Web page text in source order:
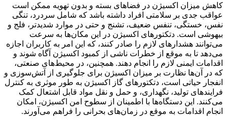
کاهش میزان اکسیژن در فضاهای بسته و بدون تهویه ممکن است
عواقب جدی بر سلامتی افراد داشته باشد که شامل سردرد، تنگی
نفس، خستگی، تنفس ضعیف، تشنج و حتی در موارد شدیدتر، فلج و
بیهوشی است. دتکتورهای اکسیژن در این مکان‌ها به سرعت
می‌توانند هشدارهای لازم را صادر کنند، که این امر به کاربران اجازه
می‌دهد تا به موقع از خطرات ناشی از کمبود اکسیژن آگاه شوند و
اقدامات ایمنی لازم را انجام دهند. همچنین، در محیط‌های صنعتی،
که در آن‌ها نظارت بر میزان اکسیژن برای جلوگیری از آتش‌سوزی و
انفجار حیاتی است، دتکتورهای گاز اکسیژن به طور موثری به کنترل
فرایندهای تولید، نگهداری، و حمل و نقل مواد قابل اشتعال کمک
می‌کنند. این دستگاه‌ها با اطمینان از سطوح امن اکسیژن، امکان
انجام اقدامات به موقع در زمان‌های بحرانی را فراهم می‌آورند.